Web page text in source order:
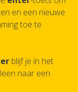
en een nieuwe
toe te
blijf je in het
naar een